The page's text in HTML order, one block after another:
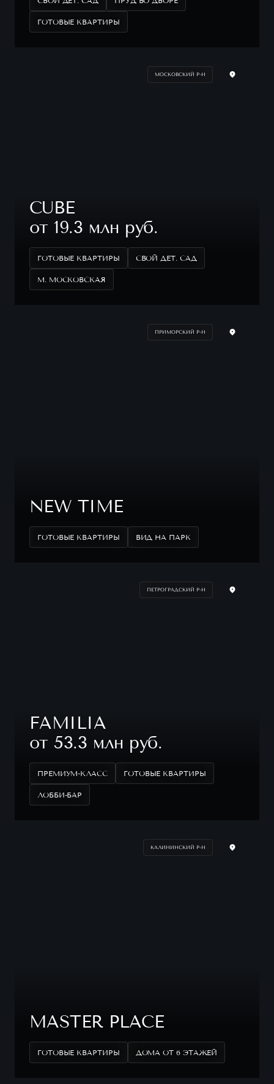
ГОТОВЫЕ КВАРТИРЫ
МОСКОВСКИЙ Р-Н
CUBE
от 19.3 млн руб.
ГОТОВЫЕ КВАРТИРЫ СВОЙ ДЕТ. САД
М. МОСКОВСКАЯ
ПРИМОРСКИЙ Р-Н
NEW TIME
ГОТОВЫЕ КВАРТИРЫ ВИД НА ПАРК
ПЕТРОГРАДСКИЙ Р-Н
FAMILIA
от 53.3 млн руб.
ПРЕМИУМ-КЛАСС ГОТОВЫЕ КВАРТИРЫ
ЛОББИ-БАР
КАЛИНИНСКИЙ Р-Н
MASTER PLACE
ГОТОВЫЕ КВАРТИРЫ ДОМА ОТ 6 ЭТАЖЕЙ